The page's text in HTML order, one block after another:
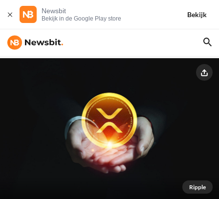
Newsbit
Bekijk in de Google Play store
Bekijk
Ripple